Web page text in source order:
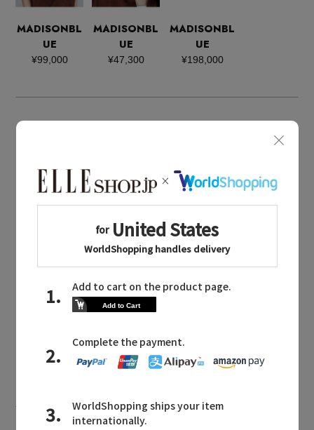
MADISONBL
UE
¥99,000
MADISONBL
UE
¥47,300
MADISONBL
UE
¥198,000
同じブランドのアイテム
MADISONBLUE
MADISONBLUE NEWS